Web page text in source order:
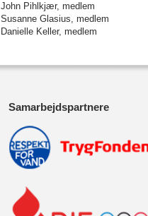
John Pihlkjær, medlem
Susanne Glasius, medlem
Danielle Keller, medlem
Samarbejdspartnere